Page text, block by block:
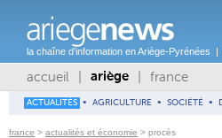
la chaîne d'information en Ariège-Pyrénées
accueil ariège france
ACTUALITÉS • AGRICULTURE • SOCIÉTÉ •
france > actualités et économie > procès